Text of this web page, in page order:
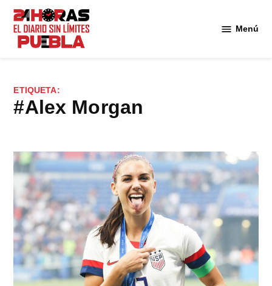
Saltar
contenido
Menú
ETIQUETA:
#Alex Morgan